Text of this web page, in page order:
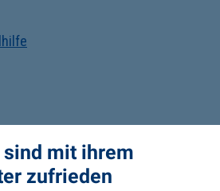
mit ihrem
zufrieden